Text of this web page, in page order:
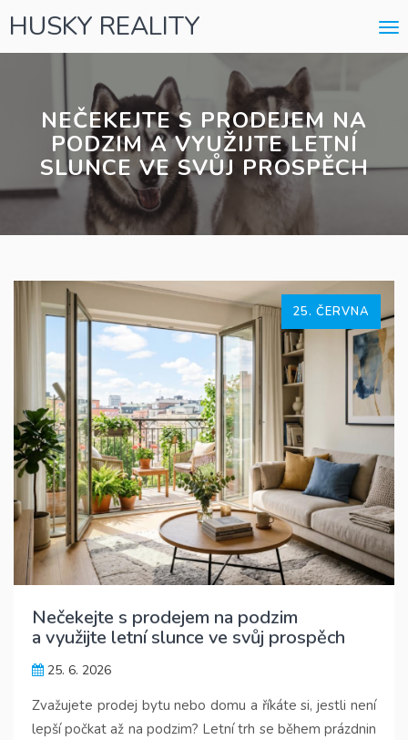
HUSKY REALITY
NEČEKEJTE S PRODEJEM NA
PODZIM A VYUŽIJTE LETNÍ
SLUNCE VE SVŮJ PROSPĚCH
Nečekejte s prodejem na podzim
a využijte letní slunce ve svůj prospěch
25. 6. 2026
25. ČERVNA
Zvažujete prodej bytu nebo domu a říkáte si, jestli není
lepší počkat až na podzim? Letní trh se během prázdnin